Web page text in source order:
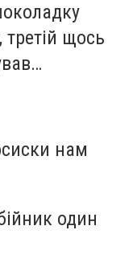
третій щось
нам
один